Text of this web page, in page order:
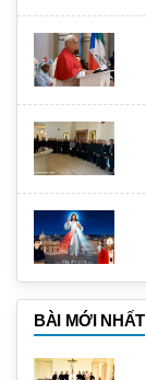
BÀI MỚI NHẤT